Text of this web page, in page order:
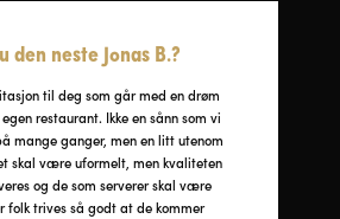
den neste Jonas B.?
til deg som går med en drøm
restaurant. Ikke en sånn som vi
mange ganger, men en litt utenom
skal være uformelt, men kvaliteten
og de som serverer skal være
folk trives så godt at de kommer